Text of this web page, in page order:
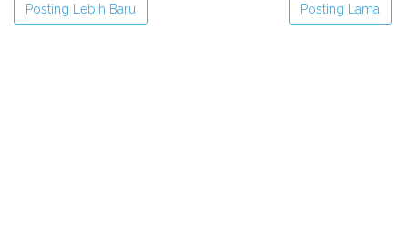
Posting Lebih Baru Posting Lama